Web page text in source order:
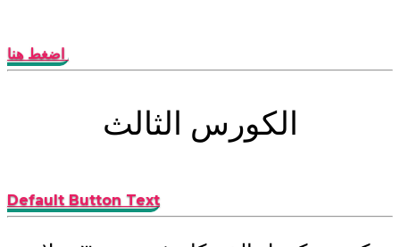
اضغط هنا
الكورس الثالث
Default Button Text